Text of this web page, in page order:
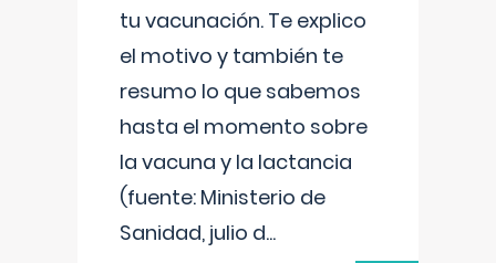
tu vacunación. Te explico
el motivo y también te
resumo lo que sabemos
hasta el momento sobre
la vacuna y la lactancia
(fuente: Ministerio de
Sanidad, julio d...